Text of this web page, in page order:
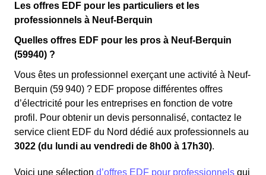
Les offres EDF pour les particuliers et les
professionnels à Neuf-Berquin
Quelles offres EDF pour les pros à Neuf-Berquin
(59940) ?
Vous êtes un professionnel exerçant une activité à Neuf-
Berquin (59 940) ? EDF propose différentes offres
d’électricité pour les entreprises en fonction de votre
profil. Pour obtenir un devis personnalisé, contactez le
service client EDF du Nord dédié aux professionnels au
3022 (du lundi au vendredi de 8h00 à 17h30).
Voici une sélection d’offres EDF pour professionnels qui